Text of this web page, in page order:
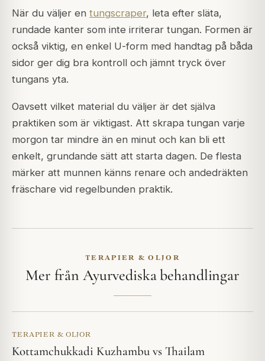
När du väljer en tungscraper, leta efter släta,
rundade kanter som inte irriterar tungan. Formen är
också viktig, en enkel U-form med handtag på båda
sidor ger dig bra kontroll och jämnt tryck över
tungans yta.
Oavsett vilket material du väljer är det själva
praktiken som är viktigast. Att skrapa tungan varje
morgon tar mindre än en minut och kan bli ett
enkelt, grundande sätt att starta dagen. De flesta
märker att munnen känns renare och andedräkten
fräschare vid regelbunden praktik.
TERAPIER & OLJOR
Mer från Ayurvediska behandlingar
TERAPIER & OLJOR
Kottamchukkadi Kuzhambu vs Thailam